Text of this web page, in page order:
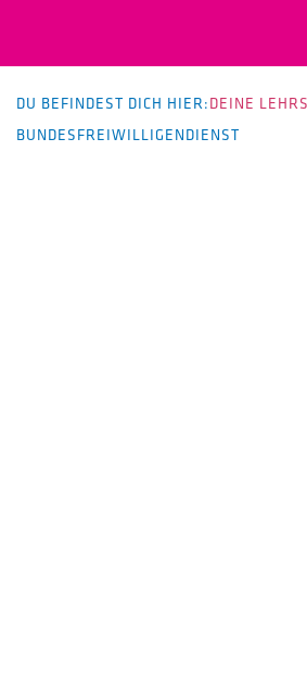
DU BEFINDEST DICH HIER:DEINE
BUNDESFREIWILLIGENDIENST